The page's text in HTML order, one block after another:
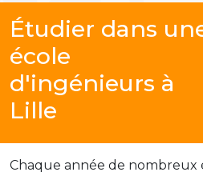
Étudier dans
école
d'ingénieurs à
Lille
Chaque année de